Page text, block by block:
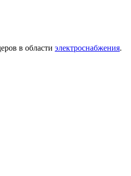
в области электроснабжения.